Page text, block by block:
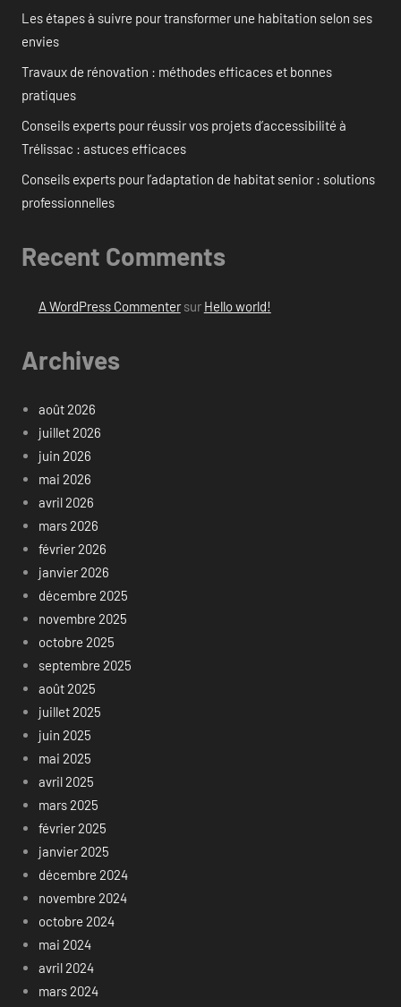
Les étapes à suivre pour transformer une habitation selon ses
envies
Travaux de rénovation : méthodes efficaces et bonnes
pratiques
Conseils experts pour réussir vos projets d’accessibilité à
Trélissac : astuces efficaces
Conseils experts pour l’adaptation de habitat senior : solutions
professionnelles
Recent Comments
A WordPress Commentersur Hello world!
Archives
août 2026
juillet 2026
juin 2026
mai 2026
avril 2026
mars 2026
février 2026
janvier 2026
décembre 2025
novembre 2025
octobre 2025
septembre 2025
août 2025
juillet 2025
juin 2025
mai 2025
avril 2025
mars 2025
février 2025
janvier 2025
décembre 2024
novembre 2024
octobre 2024
mai 2024
avril 2024
mars 2024